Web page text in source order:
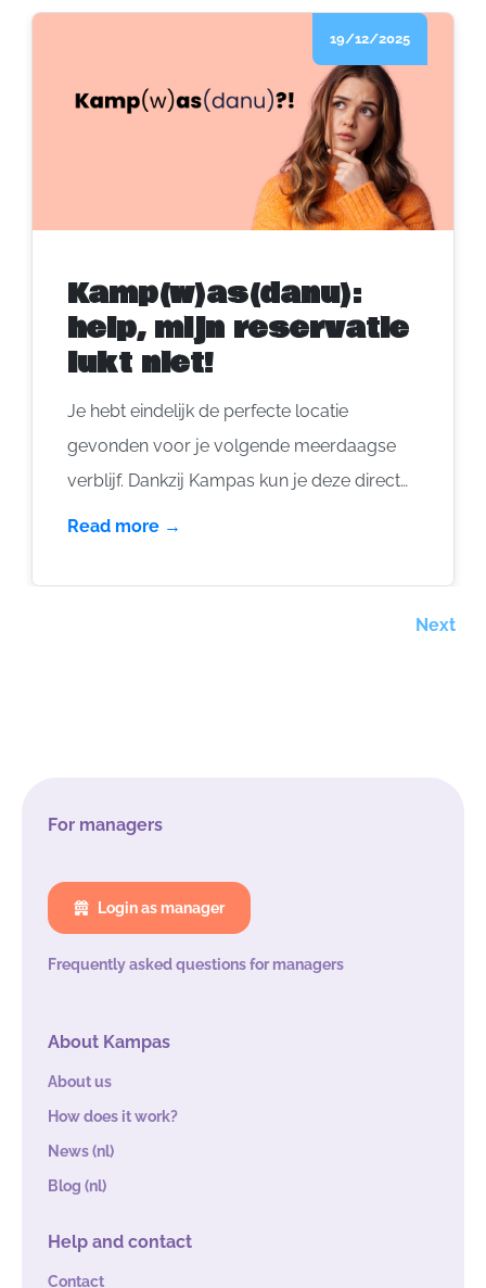
figuurlijk koel houden.
19/12/2025
Kamp(w)as(danu):
help, mijn reservatie
lukt niet!
Je hebt eindelijk de perfecte locatie
gevonden voor je volgende meerdaagse
verblijf. Dankzij Kampas kun je deze direct
vastleggen – eenvoudig en snel! Maar
Hier zijn enkele veelvoorkomende
Read more →
Next
For managers
Login as manager
Frequently asked questions for managers
About Kampas
About us
How does it work?
News (nl)
Blog (nl)
Help and contact
Contact